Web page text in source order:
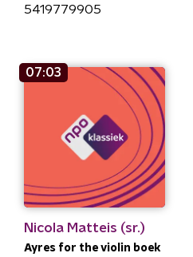
5419779905
07:03
Nicola Matteis (sr.)
Ayres for the violin boek